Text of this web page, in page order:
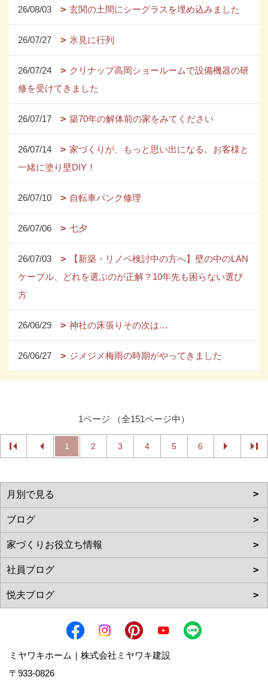
26/08/03 玄関の土間にシーグラスを埋め込みました
26/07/27 氷見に行列
26/07/24
クリナップ高岡ショールームで設備機器の研
修を受けてきました
26/07/17 築70年の解体前の家をみてください
26/07/14
家づくりが、もっと思い出になる。お客様と
一緒に塗り壁DIY！
26/07/10 自転車パンク修理
26/07/06 七夕
26/07/03
【新築・リノベ検討中の方へ】壁の中のLAN
ケーブル、どれを選ぶのが正解？10年先も困らない選び
方
26/06/29 神社の床張りその次は…
26/06/27 ジメジメ梅雨の時期がやってきました
1ページ （全151ページ中）
1 2 3 4 5 6
ミヤワキホーム｜株式会社ミヤワキ建設
〒933-0826